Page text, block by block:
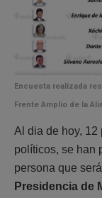
Encuesta realizada
Frente Amplio de la
Al dia de hoy, 12
políticos, se han
persona que
Presidencia de